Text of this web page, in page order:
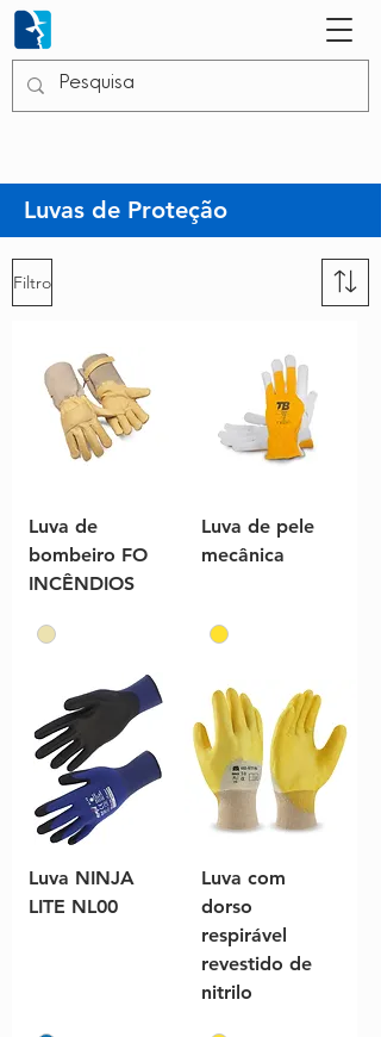
Filtro
Luva de
bombeiro FO
INCÊNDIOS
Luva de pele
mecânica
Luva NINJA
LITE NL00
Luva com
dorso
respirável
revestido de
nitrilo
Luvas de Proteção